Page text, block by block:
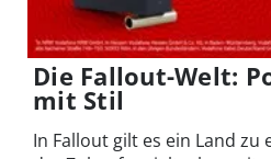
Die Fallout-Welt:
mit Stil
In Fallout gilt es ein Land zu